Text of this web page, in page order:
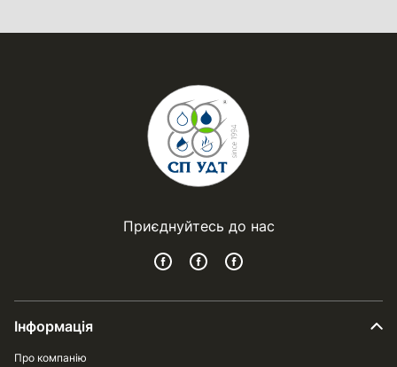
Приєднуйтесь до нас
Інформація
Про компанію